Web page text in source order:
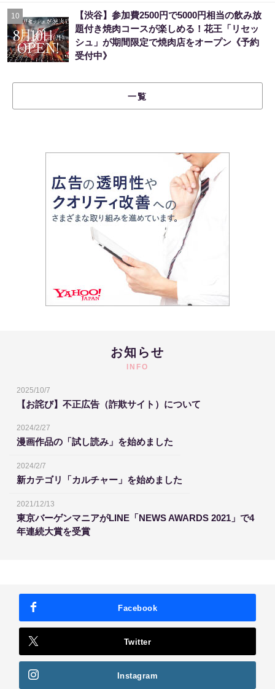
10
【渋谷】参加費2500円で5000円相当の飲み放
題付き焼肉コースが楽しめる！花王「リセッ
シュ」が期間限定で焼肉店をオープン《予約
受付中》
一覧
お知らせ
INFO
2025/10/7
【お詫び】不正広告（詐欺サイト）について
2024/2/27
漫画作品の「試し読み」を始めました
2024/2/7
新カテゴリ「カルチャー」を始めました
2021/12/13
東京バーゲンマニアがLINE「NEWS AWARDS 2021」で4
年連続大賞を受賞
Facebook
Twitter
Instagram